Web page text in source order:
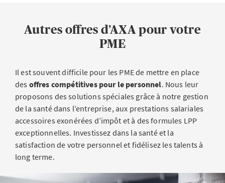
Autres offres d’AXA pour votre
PME
Il est souvent difficile pour les PME de mettre en place
des offres compétitives pour le personnel. Nous leur
proposons des solutions spéciales grâce à notre gestion
de la santé dans l’entreprise, aux prestations salariales
accessoires exonérées d’impôt et à des formules LPP
exceptionnelles. Investissez dans la santé et la
satisfaction de votre personnel et fidélisez les talents à
long terme.